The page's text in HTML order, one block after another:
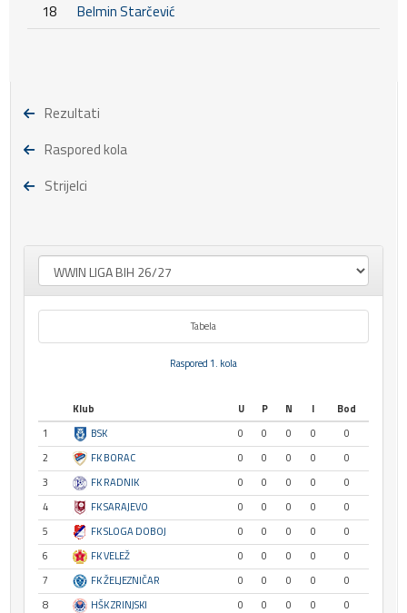
18
Belmin Starčević
Rezultati
Raspored kola
Strijelci
Tabela
Raspored 1. kola
Klub U P N I
Bod
1
BSK 0 0 0 0
0
2
FK BORAC 0 0 0 0
0
3
FK RADNIK 0 0 0 0
0
4
FK SARAJEVO 0 0 0 0
0
5
FK SLOGA DOBOJ 0 0 0 0
0
6
FK VELEŽ 0 0 0 0
0
7
FK ŽELJEZNIČAR 0 0 0 0
0
8
HŠK ZRINJSKI 0 0 0 0
0